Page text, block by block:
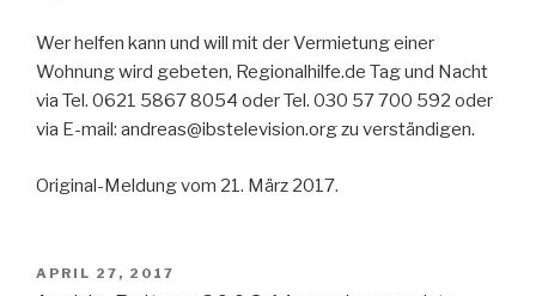
Wer helfen kann und will mit der Vermietung einer
Wohnung wird gebeten, Regionalhilfe.de Tag und Nacht
via Tel. 0621 5867 8054 oder Tel. 030 57 700 592 oder
via E-mail: andreas@ibstelevision.org zu verständigen.
Original-Meldung vom 21. März 2017.
VERÖFFENTLICHT
APRIL 27, 2017